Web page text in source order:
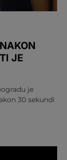
JE
je
30 sekundi